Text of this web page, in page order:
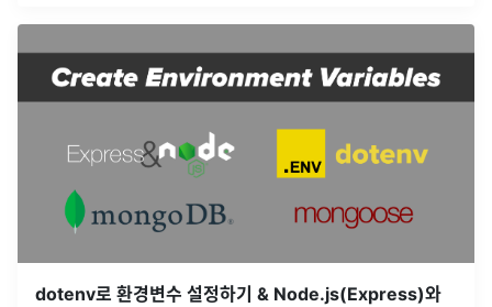
dotenv로 환경변수 설정하기 & Node.js(Express)와